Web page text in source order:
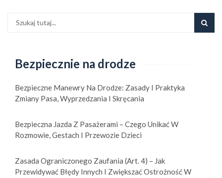
Bezpiecznie na drodze
Bezpieczne Manewry Na Drodze: Zasady I Praktyka
Zmiany Pasa, Wyprzedzania I Skręcania
Bezpieczna Jazda Z Pasażerami – Czego Unikać W
Rozmowie, Gestach I Przewozie Dzieci
Zasada Ograniczonego Zaufania (art. 4) – Jak
Przewidywać Błędy Innych I Zwiększać Ostrożność W